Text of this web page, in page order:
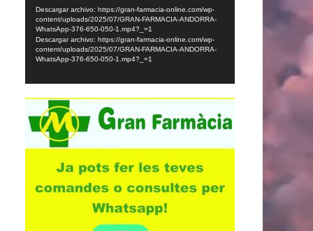
Descargar archivo: https://gran-farmacia-online.com/wp-
content/uploads/2025/07/GRAN-FARMACIA-ANDORRA-
WhatsApp-376-650-050-1.mp4?_=1
Descargar archivo: https://gran-farmacia-online.com/wp-
content/uploads/2025/07/GRAN-FARMACIA-ANDORRA-
WhatsApp-376-650-050-1.mp4?_=1